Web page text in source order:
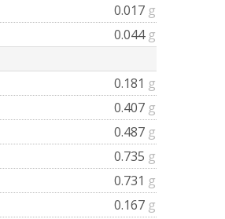
0.017 g
0.044 g
0.181 g
0.407 g
0.487 g
0.735 g
0.731 g
0.167 g